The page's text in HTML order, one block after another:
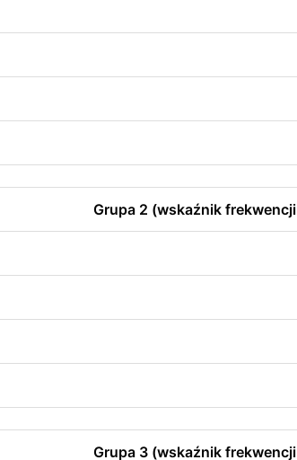
Grupa 2 (wskaźnik
Grupa 3 (wskaźnik